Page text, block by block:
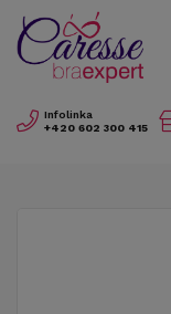
Infolinka
+420 602 300 415